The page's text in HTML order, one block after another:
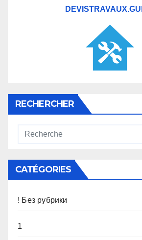
RECHERCHER
CATÉGORIES
! Без рубрики
1